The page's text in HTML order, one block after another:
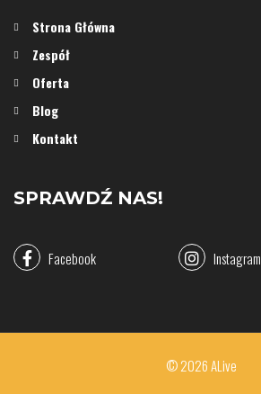
Strona Główna
Zespół
Oferta
Blog
Kontakt
SPRAWDŹ NAS!
Facebook Instagram
© 2026 ALive